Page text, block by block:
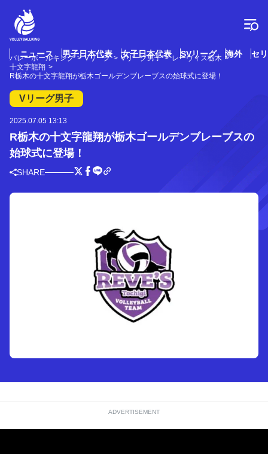
ニュース 男子日本代表 女子日本代表 SVリーグ 海外 セ
バレーボールキング Vリーグ Vリーグ男子
レーヴィス栃木
十文字龍翔
R栃木の十文字龍翔が栃木ゴールデンブレーブスの始球式に登場！
Vリーグ男子
2025.07.05 13:13
R栃木の十文字龍翔が栃木ゴールデンブレーブスの
始球式に登場！
SHARE
ADVERTISEMENT